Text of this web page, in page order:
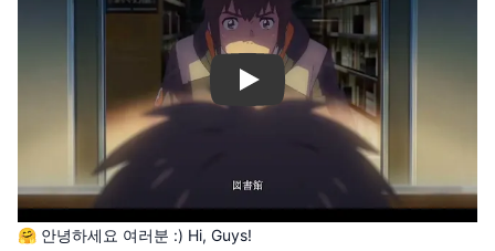
Play
🤗 안녕하세요 여러분 :) Hi, Guys!